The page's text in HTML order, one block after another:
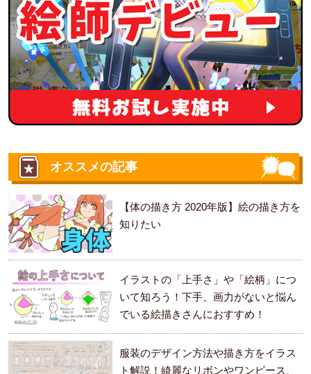
オススメの記事
【体の描き方 2020年版】絵の描き方を
知りたい
イラストの「上手さ」や「絵柄」につ
いて知ろう！下手、画力がないと悩ん
でいる絵描きさんにおすすめ！
服装のデザイン方法や描き方をイラス
ト解説！綺麗なリボンやワンピース、